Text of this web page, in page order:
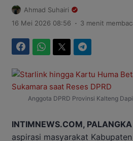
Ahmad Suhairi
16 Mei 2026 08:56 . 3 menit
Anggota DPRD Provinsi Kalteng
INTIMNEWS.COM,
aspirasi masyarakat